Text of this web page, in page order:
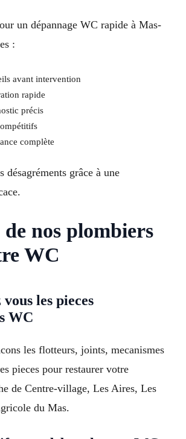
un dépannage WC rapide à Mas-
:
avant intervention
rapide
précis
complète
désagréments grâce à une
de nos plombiers
WC
vous les pieces
WC
les flotteurs, joints, mecanismes
pieces pour restaurer votre
de Centre-village, Les Aires, Les
du Mas.